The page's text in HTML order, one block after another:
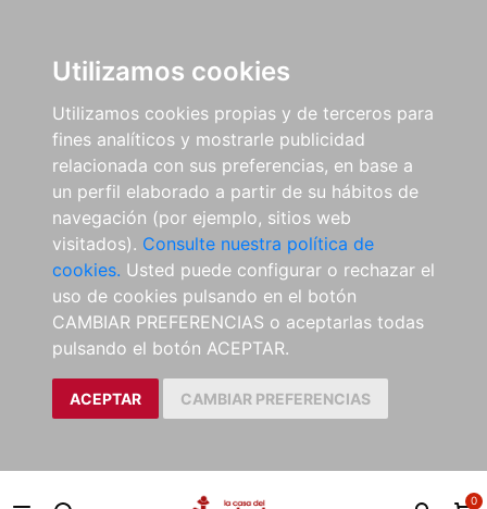
Utilizamos cookies
Utilizamos cookies propias y de terceros para
fines analíticos y mostrarle publicidad
relacionada con sus preferencias, en base a
un perfil elaborado a partir de su hábitos de
navegación (por ejemplo, sitios web
visitados). Consulte nuestra política de
cookies. Usted puede configurar o rechazar el
uso de cookies pulsando en el botón
CAMBIAR PREFERENCIAS o aceptarlas todas
pulsando el botón ACEPTAR.
ACEPTAR CAMBIAR PREFERENCIAS
0